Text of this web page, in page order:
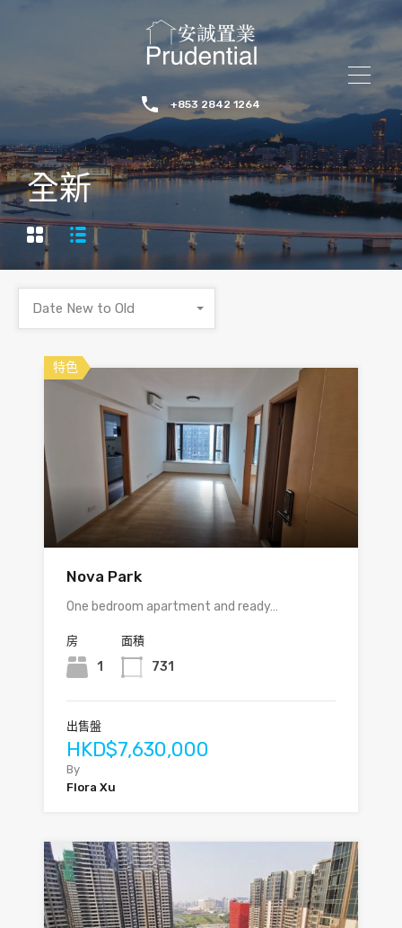
+853 2842 1264
全新
Date New to Old
特色
Nova Park
One bedroom apartment and ready…
房
1
面積
731
出售盤
HKD$7,630,000
By
Flora Xu